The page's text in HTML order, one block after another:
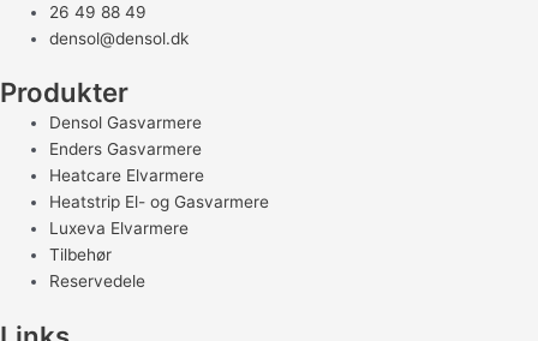
26 49 88 49
densol@densol.dk
Produkter
Densol Gasvarmere
Enders Gasvarmere
Heatcare Elvarmere
Heatstrip El- og Gasvarmere
Luxeva Elvarmere
Tilbehør
Reservedele